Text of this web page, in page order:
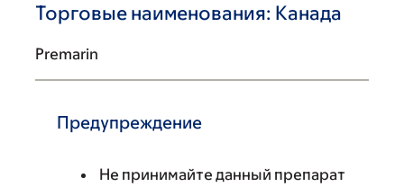
Торговые наименования: Канада
Premarin
Предупреждение
Не принимайте данный препарат